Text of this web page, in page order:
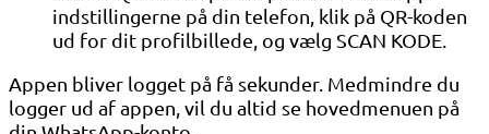
indstillingerne på din telefon, klik på QR-koden
ud for dit profilbillede, og vælg SCAN KODE.
Appen bliver logget på få sekunder. Medmindre du
logger ud af appen, vil du altid se hovedmenuen på